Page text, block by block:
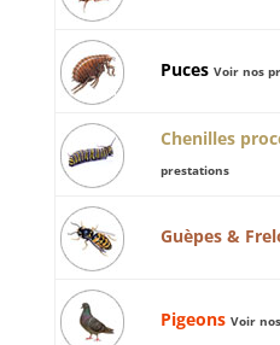
Puces Voir nos
Chenilles
prestations
Guèpes &
Pigeons Voir